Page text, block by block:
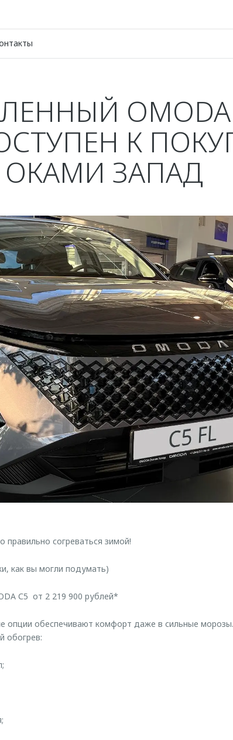
OMODA
К
ОКАМИ ЗАПАД
согреваться зимой!
как вы могли подумать)
С5 от 2 219 900 рублей*
опции обеспечивают комфорт даже в сильные
обогрев: